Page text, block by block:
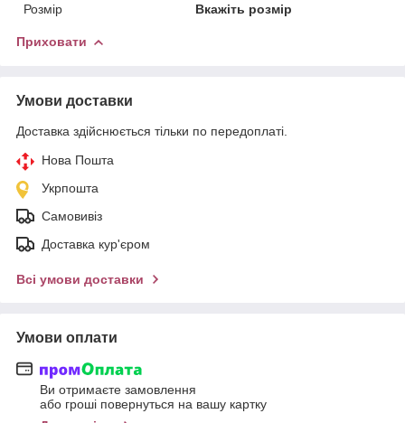
Розмір
Вкажіть розмір
Приховати
Умови доставки
Доставка здійснюється тільки по передоплаті.
Нова Пошта
Укрпошта
Самовивіз
Доставка кур'єром
Всі умови доставки
Умови оплати
Ви отримаєте замовлення
або гроші повернуться на вашу картку